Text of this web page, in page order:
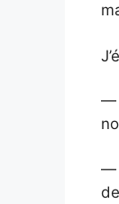
—
—